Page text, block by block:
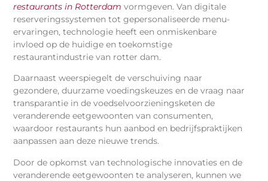
restaurants in Rotterdam vormgeven. Van digitale
reserveringssystemen tot gepersonaliseerde menu-
ervaringen, technologie heeft een onmiskenbare
invloed op de huidige en toekomstige
restaurantindustrie van rotter dam.
Daarnaast weerspiegelt de verschuiving naar
gezondere, duurzame voedingskeuzes en de vraag naar
transparantie in de voedselvoorzieningsketen de
veranderende eetgewoonten van consumenten,
waardoor restaurants hun aanbod en bedrijfspraktijken
aanpassen aan deze nieuwe trends.
Door de opkomst van technologische innovaties en de
veranderende eetgewoonten te analyseren, kunnen we